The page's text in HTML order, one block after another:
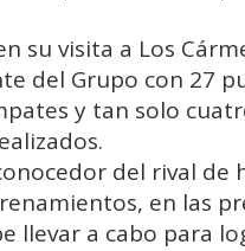
su visita a Los
del Grupo con 27
y tan solo
del rival de
en las
llevar a cabo para